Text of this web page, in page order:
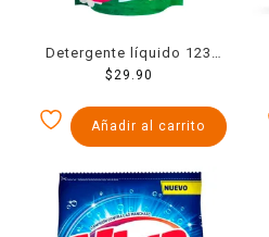
Detergente líquido 123
maxi poder con suavizante
$ 29.90
Añadir al carrito